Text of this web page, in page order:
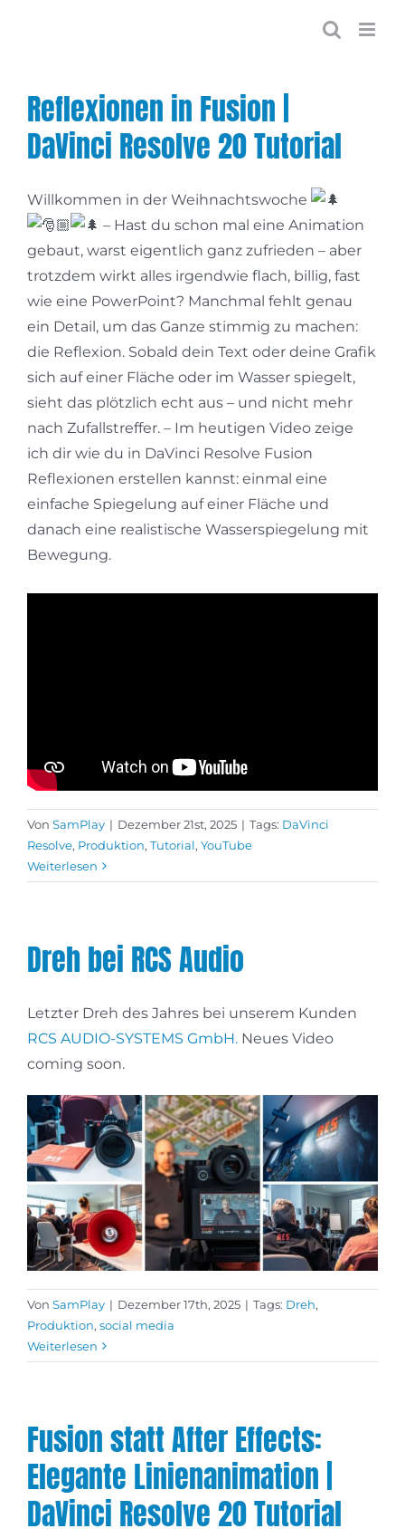
Reflexionen in Fusion |
DaVinci Resolve 20 Tutorial
Willkommen in der Weihnachtswoche
– Hast du schon mal eine Animation
gebaut, warst eigentlich ganz zufrieden – aber
trotzdem wirkt alles irgendwie flach, billig, fast
wie eine PowerPoint? Manchmal fehlt genau
ein Detail, um das Ganze stimmig zu machen:
die Reflexion. Sobald dein Text oder deine Grafik
sich auf einer Fläche oder im Wasser spiegelt,
sieht das plötzlich echt aus – und nicht mehr
nach Zufallstreffer. – Im heutigen Video zeige
ich dir wie du in DaVinci Resolve Fusion
Reflexionen erstellen kannst: einmal eine
einfache Spiegelung auf einer Fläche und
danach eine realistische Wasserspiegelung mit
Bewegung.
Von SamPlay | Dezember 21st, 2025 | Tags: DaVinci
Resolve, Produktion, Tutorial, YouTube
Weiterlesen
Dreh bei RCS Audio
Letzter Dreh des Jahres bei unserem Kunden
RCS AUDIO-SYSTEMS GmbH.Neues Video
coming soon.
Von SamPlay | Dezember 17th, 2025 | Tags: Dreh,
Produktion, social media
Weiterlesen
Fusion statt After Effects:
Elegante Linienanimation |
DaVinci Resolve 20 Tutorial